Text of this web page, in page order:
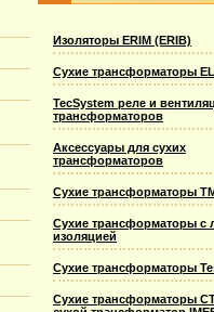
Изоляторы ERIM (ERIB)
Сухие трансформаторы
TecSystem реле и
трансформаторов
Аксессуары для сухих
трансформаторов
Сухие трансформаторы
Сухие трансформаторы с
изоляцией
Сухие трансформаторы
Сухие трансформаторы